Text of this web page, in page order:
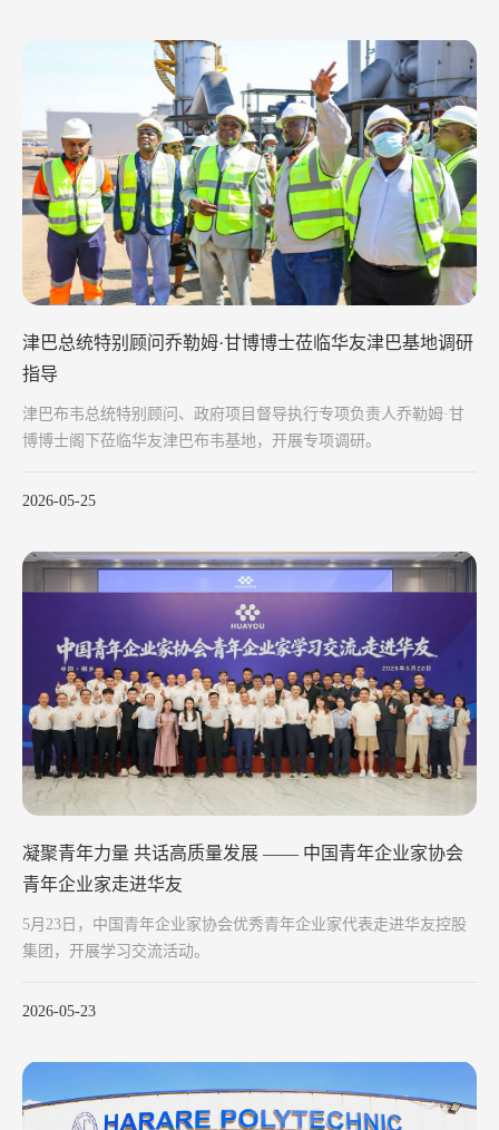
津巴总统特别顾问乔勒姆·甘博博士莅临华友津巴基地调研
指导
津巴布韦总统特别顾问、政府项目督导执行专项负责人乔勒姆·甘
博博士阁下莅临华友津巴布韦基地，开展专项调研。
2026-05-25
凝聚青年力量 共话高质量发展 —— 中国青年企业家协会
青年企业家走进华友
5月23日，中国青年企业家协会优秀青年企业家代表走进华友控股
集团，开展学习交流活动。
2026-05-23